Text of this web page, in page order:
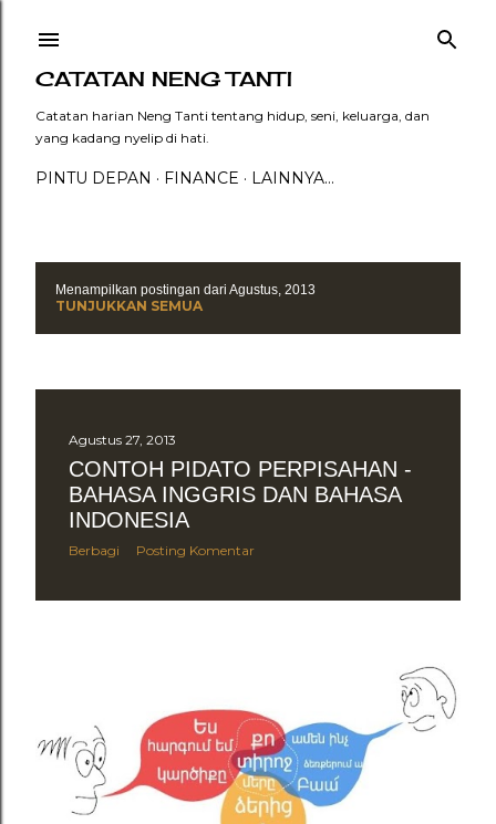
CATATAN NENG TANTI
Catatan harian Neng Tanti tentang hidup, seni, keluarga, dan
yang kadang nyelip di hati.
PINTU DEPAN FINANCE LAINNYA…
P
o
s
n
Menampilkan postingan dari Agustus, 2013
TUNJUKKAN SEMUA
Agustus 27, 2013
CONTOH PIDATO PERPISAHAN -
BAHASA INGGRIS DAN BAHASA
INDONESIA
Berbagi Posting Komentar